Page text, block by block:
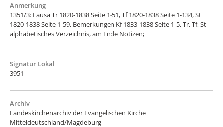
Anmerkung
1351/3: Lausa Tr 1820-1838 Seite 1-51, Tf 1820-1838 Seite 1-134, St
1820-1838 Seite 1-59, Bemerkungen Kf 1833-1838 Seite 1-5, Tr, Tf, St
alphabetisches Verzeichnis, am Ende Notizen;
Signatur Lokal
3951
Archiv
Landeskirchenarchiv der Evangelischen Kirche
Mitteldeutschland/Magdeburg